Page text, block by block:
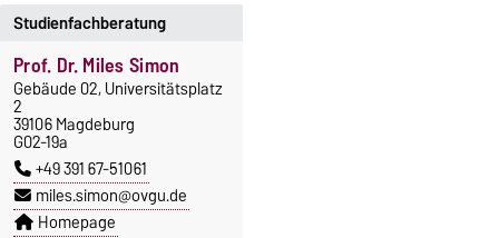
Studienfachberatung
Prof. Dr. Miles Simon
Gebäude 02, Universitätsplatz
2
39106 Magdeburg
G02-19a
+49 391 67-51061
miles.simon@ovgu.de
Homepage